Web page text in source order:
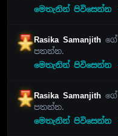
මෙතැනින් පිවිසෙන්න
Rasika Samanjithගේ
පතන්න.
මෙතැනින් පිවිසෙන්න
Rasika Samanjithගේ
පතන්න.
මෙතැනින් පිවිසෙන්න